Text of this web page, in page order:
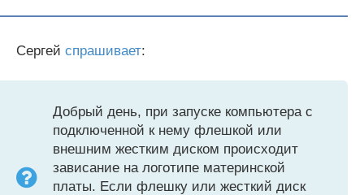
Сергей спрашивает:
Добрый день, при запуске компьютера с
подключенной к нему флешкой или
внешним жестким диском происходит
зависание на логотипе материнской
платы. Если флешку или жесткий диск